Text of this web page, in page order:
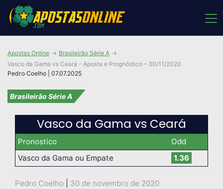
Pedro Coelho | 07.07.2025
Apostas Online
Brasileirão Série A
Vasco da Gama vs Ceará – Aposta e Prognóstico – 30/11/2020
Brasileirão Série A
Vasco da Gama vs Ceará
Pronostico
Odd
Vasco da Gama ou Empate
1.36
Pedro Coelho 30 de novembro de 2020